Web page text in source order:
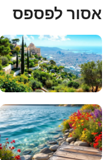
אסור לפספס